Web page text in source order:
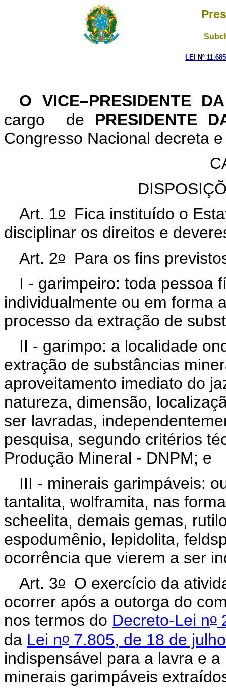
LEI Nº
O VICE–PRESIDENTE
cargo de PRESIDENTE
Congresso Nacional decreta
Art. 1o Fica instituído o
disciplinar os direitos e
Art. 2o Para os fins
I - garimpeiro: toda pessoa
individualmente ou em forma
processo da extração de
II - garimpo: a localidade
extração de substâncias
aproveitamento imediato do
natureza, dimensão,
ser lavradas,
pesquisa, segundo critérios
Produção Mineral - DNPM; e
III - minerais garimpáveis:
tantalita, wolframita, nas
scheelita, demais gemas,
espodumênio, lepidolita,
ocorrência que vierem a ser
Art. 3o O exercício da
ocorrer após a outorga do
nos termos do Decreto-Lei no
da Lei no 7.805, de 18 de
indispensável para a lavra e
minerais garimpáveis